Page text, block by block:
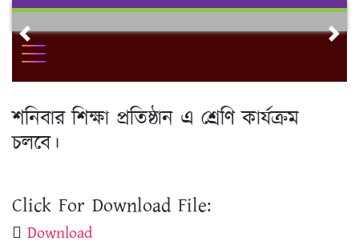
Skip
contentPrevious
শনিবার শিক্ষা প্রতিষ্ঠান এ শ্রেণি কার্যক্রম
চলবে।
Click For Download File:
Download